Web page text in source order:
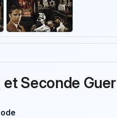
Seconde